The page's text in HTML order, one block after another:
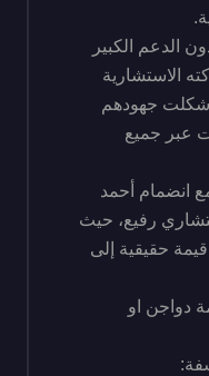
الدعم الكبير
الاستشارية
جهودهم
عبر جميع
انضمام أحمد
رفيع، حيث
حقيقية إلى
دواجن او